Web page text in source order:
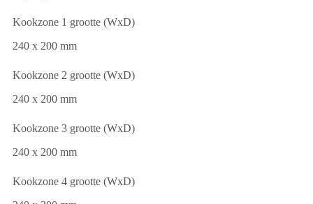
Kookzone 1 grootte (WxD)
240 x 200 mm
Kookzone 2 grootte (WxD)
240 x 200 mm
Kookzone 3 grootte (WxD)
240 x 200 mm
Kookzone 4 grootte (WxD)